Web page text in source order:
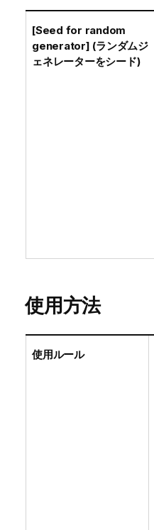
[Seed for random
generator] (ランダムジ
ェネレーターをシード)
使用方法
使用ルール